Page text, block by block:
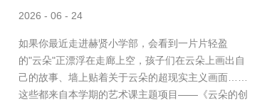
2026 - 06 - 24
如果你最近走进赫贤小学部，会看到一片片轻盈
的"云朵"正漂浮在走廊上空，孩子们在云朵上画出自
己的故事、墙上贴着关于云朵的超现实主义画面……
这些都来自本学期的艺术课主题项目——《云朵的创